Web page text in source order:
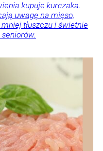
kupuje kurczaka.
uwagę na mięso,
tłuszczu i świetnie